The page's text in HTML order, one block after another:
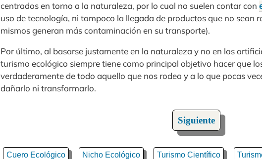
centrados en torno a la naturaleza, por lo cual no suelen contar con
uso de tecnología, ni tampoco la llegada de productos que no sean
mismos generan más contaminación en su transporte).
Por último, al basarse justamente en la naturaleza y no en los
turismo ecológico siempre tiene como principal objetivo hacer que
verdaderamente de todo aquello que nos rodea y a lo que pocas
dañarlo ni transformarlo.
Siguiente
Cuero Ecológico Nicho Ecológico Turismo Científico